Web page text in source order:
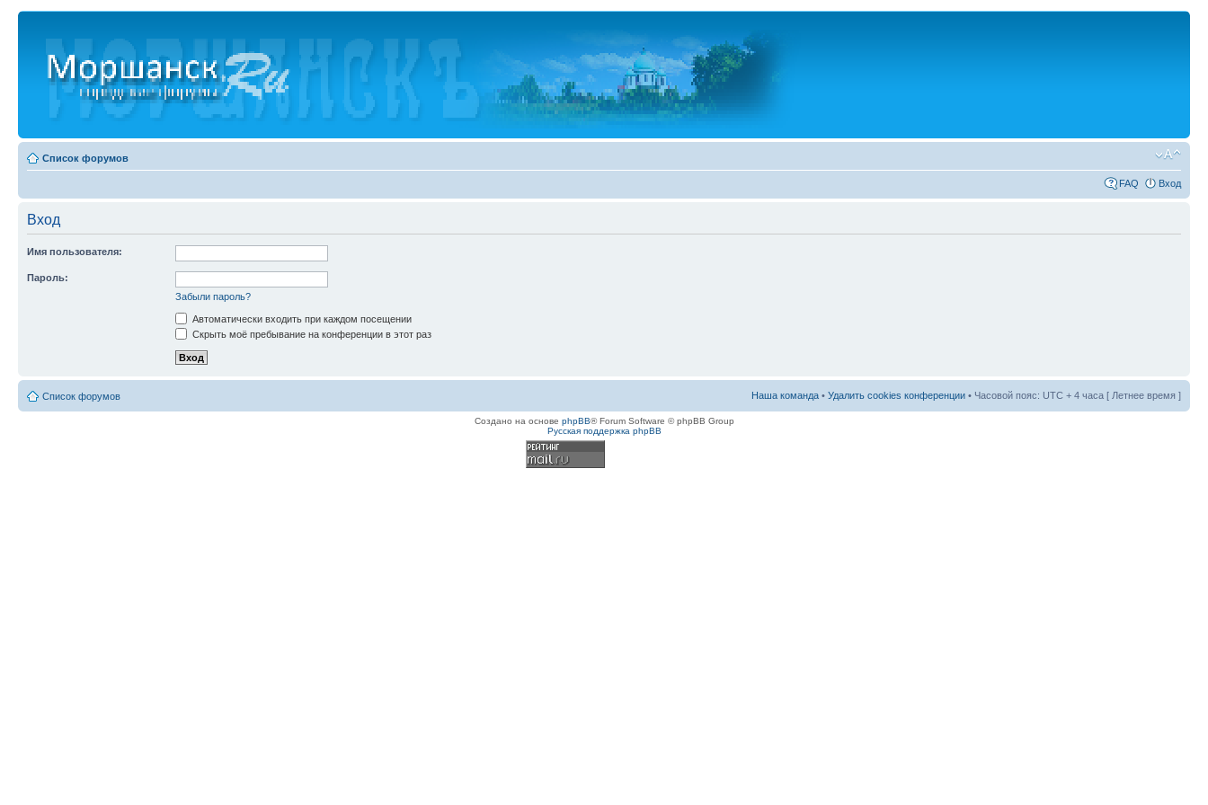
Список форумов
FAQ Вход
Вход
Имя пользователя:
Пароль:
Забыли пароль?
Автоматически входить при каждом посещении
Скрыть моё пребывание на конференции в этот раз
Список форумов Наша команда • Удалить cookies конференции • Часовой пояс: UTC + 4 часа [ Летнее время ]
Создано на основе phpBB® Forum Software © phpBB Group
Русская поддержка phpBB